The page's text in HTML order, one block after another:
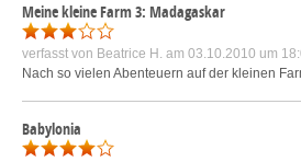
Meine kleine Farm 3: Madagaskar
verfasst von Beatrice H. am 03.10.2010 um
Nach so vielen Abenteuern auf der kleinen
Babylonia